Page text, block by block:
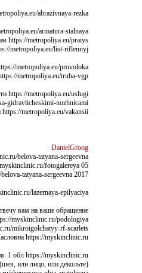
abrazivnaya-rezka/
armatura-stalnaya/
https://metropoliya.eu/praiys/
metropoliya.eu/list-riflennyj/
metropoliya.eu/provoloka/
metropoliya.eu/truba-vgp/
https://metropoliya.eu/uslugi/
gidravlicheskimi-nozhnicami/
metropoliya.eu/vakansii/
DanielGroog
belova-tatyana-sergeevna
05 https://myskinclinic.ru/fotogalereya
2017 https://myskinclinic.ru/belova-tatyana-sergeevna
lazernaya-epilyaciya
вам на ваше обращение
myskinclinic.ru/podologiya
mikroigolchatyy-rf-scarlets
https://myskinclinic.ru/
1 обл https://myskinclinic.ru/
(шея, или лицо, или декольте)